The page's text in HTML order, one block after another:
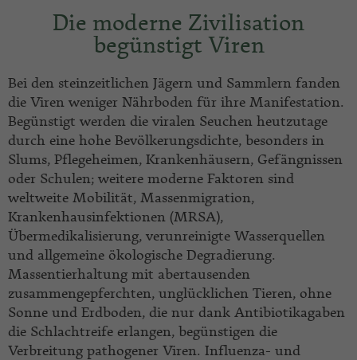
Die moderne Zivilisation
begünstigt Viren
Bei den steinzeitlichen Jägern und Sammlern fanden
die Viren weniger Nährboden für ihre Manifestation.
Begünstigt werden die viralen Seuchen heutzutage
durch eine hohe Bevölkerungsdichte, besonders in
Slums, Pflegeheimen, Krankenhäusern, Gefängnissen
oder Schulen; weitere moderne Faktoren sind
weltweite Mobilität, Massenmigration,
Krankenhausinfektionen (MRSA),
Übermedikalisierung, verunreinigte Wasserquellen
und allgemeine ökologische Degradierung.
Massentierhaltung mit abertausenden
zusammengepferchten, unglücklichen Tieren, ohne
Sonne und Erdboden, die nur dank Antibiotikagaben
die Schlachtreife erlangen, begünstigen die
Verbreitung pathogener Viren. Influenza- und